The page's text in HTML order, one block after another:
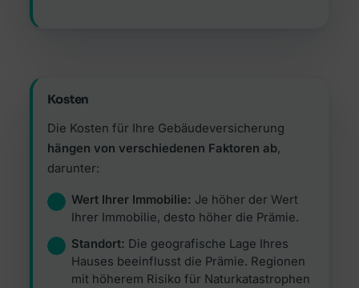
Kosten
Die Kosten für Ihre Gebäudeversicherung
hängen von verschiedenen Faktoren ab,
darunter:
Wert Ihrer Immobilie: Je höher der Wert
Ihrer Immobilie, desto höher die Prämie.
Standort: Die geografische Lage Ihres
Hauses beeinflusst die Prämie. Regionen
mit höherem Risiko für Naturkatastrophen